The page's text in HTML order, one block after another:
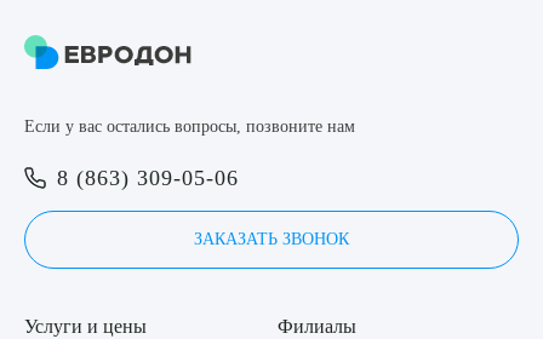
Если у вас остались вопросы, позвоните нам
8 (863) 309-05-06
ЗАКАЗАТЬ ЗВОНОК
Услуги и цены Филиалы